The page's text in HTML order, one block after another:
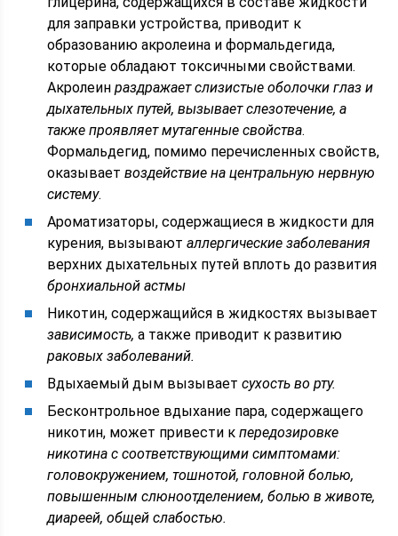
для заправки устройства, приводит к
образованию акролеина и формальдегида,
которые обладают токсичными свойствами.
Акролеинраздражает слизистые оболочки глаз и
дыхательных путей, вызывает слезотечение, а
также проявляет мутагенные свойства.
Формальдегид, помимо перечисленных свойств,
оказываетвоздействие на центральную нервную
систему.
Ароматизаторы, содержащиеся в жидкости для
курения, вызываюталлергические заболевания
верхних дыхательных путей вплоть до развития
бронхиальной астмы
Никотин, содержащийся в жидкостях вызывает
зависимость, а также приводит к развитию
раковых заболеваний.
Вдыхаемый дым вызываетсухость во рту.
Бесконтрольное вдыхание пара, содержащего
никотин, может привести кпередозировке
никотина с соответствующими симптомами:
головокружением, тошнотой, головной болью,
повышенным слюноотделением, болью в животе,
диареей, общей слабостью.